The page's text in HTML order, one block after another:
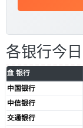
各银行今日
银行
中国银行
中信银行
交通银行